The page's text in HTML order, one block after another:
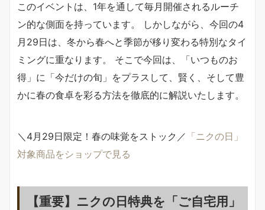
このイベントは、1年を通して毎月開催されるルーチ
ン的な側面を持っています。 しかしながら、今回の4
月29日は、冬から春へと季節が移り変わる特別なタイ
ミングに重なります。 そこで今回は、「いつものお
得」に「今だけの旬」をプラスして、賢く、そして豊
かに春の食卓を彩る方法を徹底的に解説いたします。
＼4月29日限定！春の味覚をストック／ 「ニクの日」
対象商品をショップで見る
【重要】ニクの日特典を「ご自宅用」